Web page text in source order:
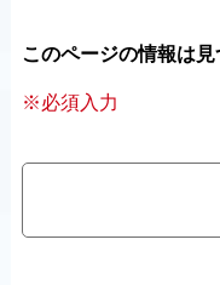
このページの情報は
※必須入力